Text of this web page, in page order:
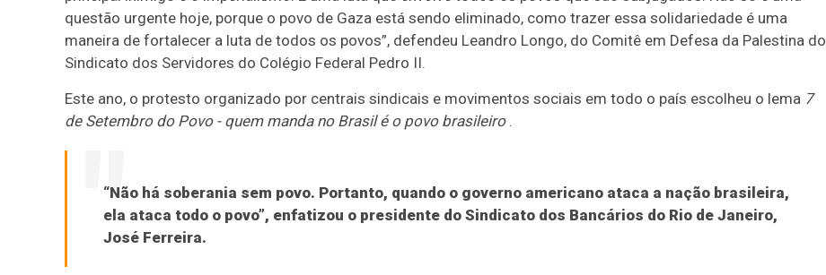
questão urgente hoje, porque o povo de Gaza está sendo eliminado, como trazer essa solidariedade é uma
maneira de fortalecer a luta de todos os povos”, defendeu Leandro Longo, do Comitê em Defesa da Palestina do
Sindicato dos Servidores do Colégio Federal Pedro II.
Este ano, o protesto organizado por centrais sindicais e movimentos sociais em todo o país escolheu o lema 7
de Setembro do Povo - quem manda no Brasil é o povo brasileiro.
“Não há soberania sem povo. Portanto, quando o governo americano ataca a nação brasileira,
ela ataca todo o povo”, enfatizou o presidente do Sindicato dos Bancários do Rio de Janeiro,
José Ferreira.